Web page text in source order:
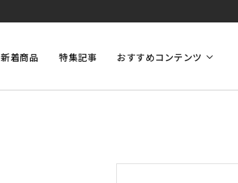
新着商品 特集記事 おすすめコンテンツ